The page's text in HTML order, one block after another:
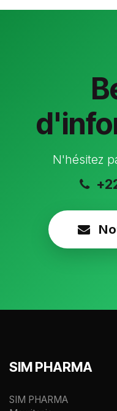
N'hésitez
SIM PHARMA
SIM PHARMA